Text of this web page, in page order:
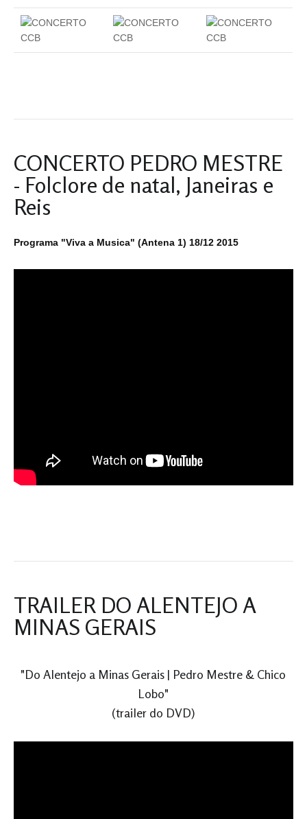
CONCERTO PEDRO MESTRE
- Folclore de natal, Janeiras e
Reis
Programa "Viva a Musica" (Antena 1) 18/12 2015
TRAILER DO ALENTEJO A
MINAS GERAIS
"Do Alentejo a Minas Gerais | Pedro Mestre & Chico
Lobo"
(trailer do DVD)